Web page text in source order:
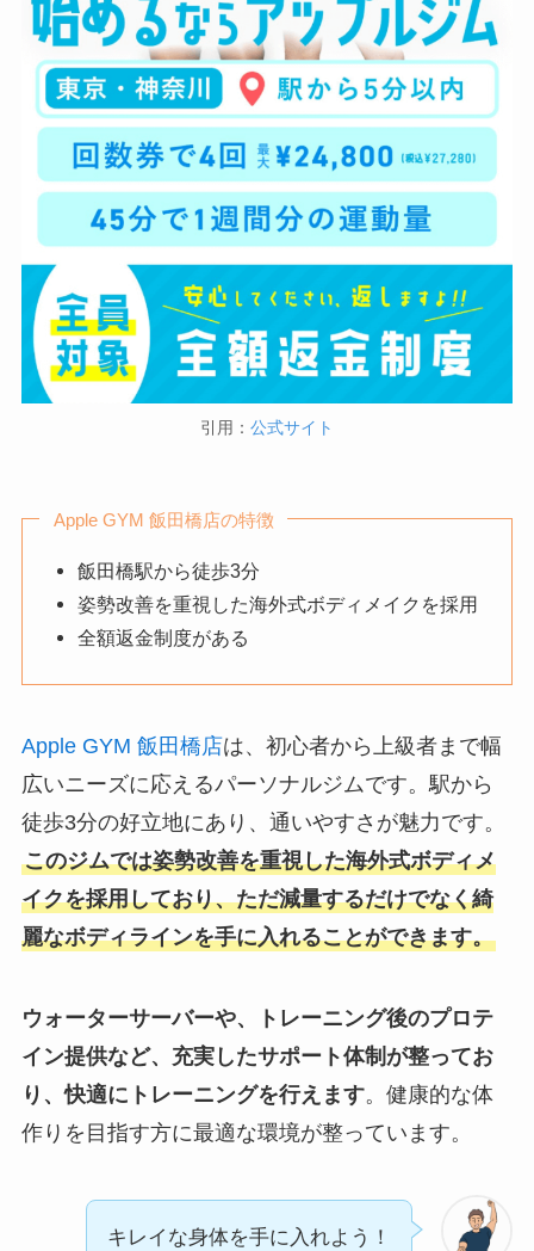
引用： 公式サイト
Apple GYM 飯田橋店の特徴
飯田橋駅から徒歩3分
姿勢改善を重視した海外式ボディメイクを採用
全額返金制度がある
Apple GYM 飯田橋店は、初心者から上級者まで幅
広いニーズに応えるパーソナルジムです。駅から
徒歩3分の好立地にあり、通いやすさが魅力です。
このジムでは姿勢改善を重視した海外式ボディメ
イクを採用しており、ただ減量するだけでなく綺
麗なボディラインを手に入れることができます。
ウォーターサーバーや、トレーニング後のプロテ
イン提供など、充実したサポート体制が整ってお
り、快適にトレーニングを行えます。健康的な体
作りを目指す方に最適な環境が整っています。
キレイな身体を手に入れよう！